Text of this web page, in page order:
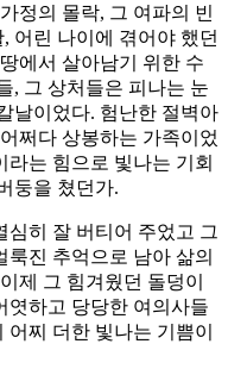
정의 몰락, 그 여파의 빈
어린 나이에 겪어야 했던
에서 살아남기 위한 수
, 그 상처들은 피나는 눈
날이었다. 험난한 절벽아
쩌다 상봉하는 가족이었
는 힘으로 빛나는 기회
둥을 쳤던가.
심히 잘 버티어 주었고 그
진 추억으로 남아 삶의
제 그 힘겨웠던 돌덩이
엿하고 당당한 여의사들
찌 더한 빛나는 기쁨이